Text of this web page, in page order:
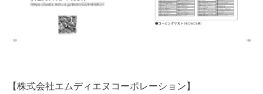
【株式会社エムディエヌコーポレーション】